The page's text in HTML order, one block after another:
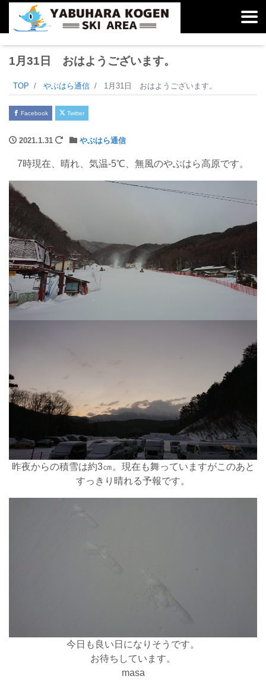
1月31日 おはようございます。
TOP やぶはら通信 1月31日 おはようございます。
Facebook Twitter
2021.1.31 やぶはら通信
7時現在、晴れ、気温-5℃、無風のやぶはら高原です。
昨夜からの積雪は約3㎝。現在も舞っていますがこのあと
すっきり晴れる予報です。
今日も良い日になりそうです。
お待ちしています。
masa